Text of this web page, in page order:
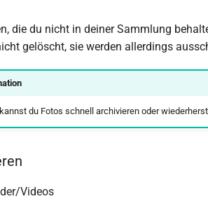
die du nicht in deiner Sammlung
gelöscht, sie werden allerdings
du Fotos schnell archivieren oder
Videos